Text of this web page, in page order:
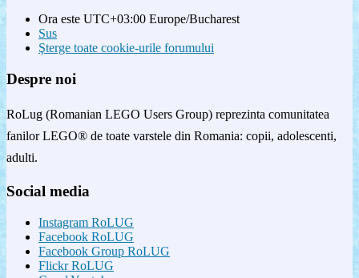
Ora este UTC+03:00 Europe/Bucharest
Sus
Şterge toate cookie-urile forumului
Despre noi
RoLug (Romanian LEGO Users Group) reprezinta comunitatea
fanilor LEGO® de toate varstele din Romania: copii, adolescenti,
adulti.
Social media
Instagram RoLUG
Facebook RoLUG
Facebook Group RoLUG
Flickr RoLUG